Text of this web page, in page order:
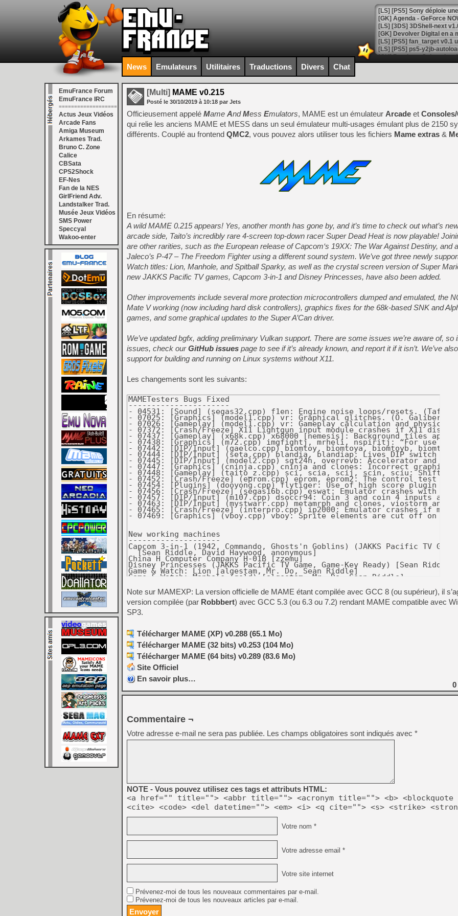
[GK] Agenda - GeForce
[GK] Devolver Digital en a
[LS] [PS5] ps5-y2jb-
[GK] Pourquoi Marvel
[GK] Test : Restory : Chill
[GK] GTA 6 : Rockstar
[GK] Hot Wheels Infinite
[GK] Mémoire cash -
[GK] Résultats Nintendo :
[GK] Déjà des
[Mo5] Brickboy cherche à
[GK] Minecraft et ses «
[GK] Beast of
[GK] Ubisoft : fin de partie
[GK] Mémoire cash -
[GK] Dan Houser (GTA)
[GK] Comment EA Sports
[GK] Crimson Moon : un
[GK] Isle of Reveries : le
[GK] Moonlighter 2 : The
[GK] Capcom relance
[Mo5] Deux inédits du
[GK] Le beat'em up The
[GK] Endless Legend 2 :
[LS] [PS5] Le WebKit
[GK] Oubliez Crazy Taxi,
[LS] [Switch] NSZ 5.0.0
[GK] No More Room in
News Emulateurs Utilitaires Traductions Divers Chat
EmuFrance Forum
EmuFrance IRC
===================
Actus Jeux Vidéos
Arcade Fans
Amiga Museum
Arkames Trad.
Bruno C. Zone
Calice
CBSata
CPS2Shock
EF-Nes
Fan de la NES
GirlFriend Adv.
Landstalker Trad.
Musée Jeux Vidéos
SMS Power
Speccyal
Wakoo-enter
[Multi] MAME v0.215
Posté le 30/10/2019 à 10:18 par Jets
Officieusement appelé Mame AndMess Emulators, MAME est un émulateur Arcade et
qui relie les anciens MAME et MESS dans un seul émulateur multi-usages émulant plus de 2150
différents. Couplé au frontend QMC2, vous pouvez alors utiliser tous les fichiers Mame extras &
En résumé:
A wild MAME 0.215 appears! Yes, another month has gone by, and it’s time to check out what’s
arcade side, Taito’s incredibly rare 4-screen top-down racer Super Dead Heat is now playable!
are other rarities, such as the European release of Capcom‘s 19XX: The War Against Destiny, and
Jaleco’s P-47 – The Freedom Fighter using a different sound system. We’ve got three newly
Watch titles: Lion, Manhole, and Spitball Sparky, as well as the crystal screen version of Super
new JAKKS Pacific TV games, Capcom 3-in-1 and Disney Princesses, have also been added.
Other improvements include several more protection microcontrollers dumped and emulated, the
Mate V working (now including hard disk controllers), graphics fixes for the 68k-based SNK and
games, and some graphical updates to the Super A’Can driver.
We’ve updated bgfx, adding preliminary Vulkan support. There are some issues we’re aware of, so
issues, check ourGitHub issues page to see if it’s already known, and report it if it isn’t. We’ve
support for building and running on Linux systems without X11.
Les changements sont les suivants:
MAMETesters Bugs Fixed
----------------------
- 04531: [Sound] (segas32.cpp) f1en: Engine noise loops/resets. (Tafoid)
- 07025: [Graphics] (model1.cpp) vr: Graphical glitches. (O. Galibert)
- 07026: [Gameplay] (model1.cpp) vr: Gameplay calculation and physics issues. (O. Galibert)
- 07372: [Crash/Freeze] X11 Lightgun input module crashes if X11 display is not available. (George McMullen)
- 07437: [Gameplay] (x68k.cpp) x68000 [nemesis]: Background tiles appear in foreground in Nemesis 90 Kai. (Carl)
- 07438: [Graphics] (m72.cpp) imgfightj, mrheli, nspiritj: “For use in Japan" messages are not displayed correctly. (Angelo Salese)
- 07442: [DIP/Input] (gaelco.cpp) biomtoy, biomtoya, biomtoyb, biomtoyc, bioplayc: Lives DIP switch mis-labelled. (girosintornillos)
- 07444: [DIP/Input] (seta.cpp) blandia, blandiap: Lives DIP switch mis-labelled. (girosintornillos)
- 07445: [DIP/Input] (model2.cpp) sgt24h, overrevb: Accelerator and brake pedals are reversed. (VasiliyFamiliya)
- 07447: [Graphics] (cninja.cpp) cninja and clones: Incorrect graphical priorities between level 4 bosses. (Ivan Vangelista)
- 07448: [Gameplay] (taito_z.cpp) sci, scia, scij, scin, sciu: Shifting gears activates turbo. (girosintornillos)
- 07452: [Crash/Freeze] (eprom.cpp) eprom, eprom2: The control test will not load. (AJR)
- 07454: [Plugins] (dooyong.cpp) flytiger: Use of high score plugin causes incorrect attract mode behaviour. (Carl)
- 07456: [Crash/Freeze] (segas16b.cpp) eswat: Emulator crashes with segmentation fault. (smf)
- 07457: [DIP/Input] (m107.cpp) dsoccr94: Coin 3 and coin 4 inputs are mapped incorrectly. (MetalGod)
- 07463: [DIP/Input] (mystwarr.cpp) metamrph and clones, viostorm and clones: Coin 3 and 4 inputs are not connected. (Zach S.)
- 07465: [Crash/Freeze] (interpro.cpp) ip2000: Emulator crashes if mouse is moved during startup. (Patrick Mackinlay)
- 07469: [Graphics] (vboy.cpp) vboy: Sprite elements are cut off on the right. (Robbbert)


New working machines
--------------------
Capcom 3-in-1 (1942, Commando, Ghosts'n Goblins) (JAKKS Pacific TV Game, Game-Key Ready) (29 MAR 2005 B)
  [Sean Riddle, David Haywood, anonymous]
China H Computer Company H-01B [zzemu]
Disney Princesses (JAKKS Pacific TV Game, Game-Key Ready) [Sean Riddle, David Haywood, anonymous]
Game & Watch: Lion [algestam, Mr. Do, Sean Riddle]
Game & Watch: Manhole (gold) [algestam, Mr. Do, Sean Riddle]
Game & Watch: Spitball Sparky [algestam, Mr Jiggles the Christmas Man]
Motorola MEK6800D1 [68bit]
Motorola Micro Chroma 68 [68bit]
Super Dead Heat [Phil Bennett, David Haywood]


New working clones
------------------
19XX: The War Against Destiny (Euro 960104) [redsupra, smf]
Beastorizer (USA, Jun 21 1997) [jordigahan, ClawGrip]
Bomberman (Version 6.6) [caius, The Dumping Union]
Buggy Boy/Speed Buggy (cockpit, rev. B) [pacman70, Asayuki]
Dragon Breed (Japan, M72 PCB version) [Jorge Silva]
Game & Watch: Super Mario Bros. (crystal screen) [algestam, Mr Jiggles the Christmas Man]
Hard Head (bootleg, set 3) [jordigahan, Heckler, ClawGrip]
Hegener + Glaser Mephisto MM V (prototype) [CB-Emu]
Megatouch III Turnier Edition (9255-30-50 R0F, Bi-Lingual GER/ENG version) [Kevin Eshbach, Brian Troha, The Dumping Union]
P-47 - The Freedom Fighter (World, bootleg) [jordigahan, Heckler, ClawGrip]


Machines promoted to working
----------------------------
Fidelity Electronics Phantom Chess Challenger [Sandro Ronco]
NCR Decision Mate V [Sandro Ronco, rfka01]
Pacific Educational Systems VPU-01 Speech box [Robbbert]
Radio Shack TRS-80 DT-1 [Robbbert]


New machines marked as NOT_WORKING
----------------------------------
Advance Bright Ltd Ping Pong / Table Tennis / Super Ping Pong (PP1100, ABL TV Game)
  [David Haywood, Morten Shearman Kirkegaard, Peter Wilhelmsen]
Conny TV Virtual Tennis [David Haywood, Morten Shearman Kirkegaard, Peter Wilhelmsen]
El Dorado [TeamEurope]
The Flintstones (LX-3) [PinMAME]
Care Bears TV Games (JAKKS Pacific TV Game, Game-Key Ready) [Sean Riddle, David Haywood, anonymous]
Kursaal Darts [jordigahan, ClawGrip]
Litek Information Systems LMS46-V9 [Don Maslin Archive, AJR]
Research Inc. Teleray Model 10 [Bitsavers]
Rollamatic 5-Line Special (Barcrest) (MPU3) [Darran, The Dumping Union]
TaiKee Rockstar Guitar / Guitar Rock (PAL) [David Haywood, Morten Shearman Kirkegaard, Peter Wilhelmsen]
Terrific Lake [PinMAME]
Top Sound (French) [PinMAME]
Play Vision Who Wants to Be a Millionaire (Play Vision, Plug and Play, UK)
  [David Haywood, Morten Shearman Kirkegaard, Peter Wilhelmsen]
Vortex (Island Design) [unknown]


New clones marked as NOT_WORKING
--------------------------------
386 motherboards using a OPTi 82C495SLC chipset [rfka01]
386 motherboards using the ALi M1419 chipset [rfka01]
386 motherboards using the CS8230 chipset [rfka01]
386 motherboards using the MX83C305(A)(FC)/MX83C05(A)(FC) chipset [rfka01]
386 motherboards using the OPTi 82C381 chipset [rfka01]
386 motherboards using the OPTi 82C391 chipset [rfka01]
386 motherboards using the SiS Rabbit chipset [rfka01]
386 motherboards using the UMC UM82C481AF chipset [rfka01]
386 motherboards using the UMC UM82C491F + UM82C493F chipset or BIOTEQ equivalents [rfka01]
386 motherboard using the UMC UM82C491F chipset [rfka01]
386sx motherboards using the ALi M1217 chipset [rfka01]
386sx motherboards using the OPTi 82C283 chipset [rfka01]
386sx motherboards using the OPTi 82C291 chipset [rfka01]
386sx motherboards using the SCAMPSX chipset [rfka01]
486 motherboards using the ALi 1487/1489 chipset [rfka01]
486 motherboards using the OPTi OPTi 82C392, 82C493 chipset [rfka01]
486 motherboards using the SiS 85C471/85C407 chipset [rfka01]
486 motherboards using the UMC UM8498F, UM8496F chipset [rfka01]
486 motherboards using the UMC UM8886/UM8881 chipset [rfka01]
Abit AB-PB4 [rfka01]
Abit AB-PW4 [rfka01]
Alaris Cougar [rfka01]
Alaris RYC LEOPARD LX [rfka01]
Alaris Tornado 2 [rfka01]
AMI Mark V Baby Screamer [rfka01]
ANIX CH-386S-16/20/25G [rfka01]
Aquarius System (ASI) MB-4D33/50NR [rfka01]
Asus ISA-486SV2 [rfka01]
AUVA TAM/25-P2 M31720P [rfka01]
Bank Robbery (Ver. 1.23) [Siftware]
Biostar MB-1340UCQ-B [rfka01]
Chaintech 333SC [rfka01]
Chaintech 486SLE M106 4SLE-Z1 [rfka01]
Chaintech ELT-286B-160B(E) [rfka01]
Chicony CH-491E [rfka01]
Daewoo AL486V-D Rev:1.1 [rfka01]
Derby Owners Club World Edition (Rev A) [Fluffy]
Diamond Flower, Inc. (DFI) 486-CCV [rfka01]
DTK Computer PPM-3333P [rfka01]
DTK PKM-0038S aka Gemlight GMB-486SG [rfka01]
Elitegroup Computer Systems FX-3000 REV1.0 [rfka01]
Elitegroup ELT-386SX-160BE [rfka01]
Elitegroup UC4913 REV:1.1 [rfka01]
Elitegroup UC4915 A AIO [rfka01]
Elitegroup UM486/UM486sx [rfka01]
Elitegroup UM486V-AIO [rfka01]
First International Computer 4386-VC-HD [rfka01]
First International Computer 4386-VC-V [rfka01]
First International Computer 486-GIO-VT2 [rfka01]
Fujitsu FM-Towns (Model 1 / 2) [r09]
GENOA TurboExpress 486 VL [rfka01]
GES 9051N-386C VER -0.01 [rfka01]
Gigabyte GA-486VF [rfka01]
Gigabyte GA-486VS [rfka01]
LuckyStar LS-486E Rev:C [rfka01]
Micro-Express Inc. Forex 386 Cache [rfka01]
MORSE KP 386SX V2.21 [rfka01]
MSI MS-4125 [rfka01]
MSI MS-4138 [rfka01]
MSI MS-4144 [rfka01]
Octek Hawk [rfka01]
Octek Hippo COM [rfka01]
Octek Hippo DCA2 [rfka01]
Octek Hippo VL+ [rfka01]
Octek Panther II [rfka01]
Olivetti M21 [rfka01]
OPTi OPTi 386WB VER.1.0 [rfka01]
PC-Chips M216 [rfka01]
PC-Chips M396F [rfka01]
PC-Chips M912 [rfka01]
PC-Chips M915i [rfka01]
Peacock 386sx Ver. 2.0 motherboard SCsxAIO [rfka01]
Peacock PCK 486 DX [rfka01]
Philips PCD204 (PCD200 series) [rfka01]
Pine PT-319A [rfka01]
Pine Technology PT-430 [rfka01]
Pine Technology PT-432b aka SR-M401-A [rfka01]
PROTECH PM486PU-S7 [rfka01]
QDI PX486P3 [rfka01]
QDI V4P895P3/SMT V5.0 [rfka01]
QD-U386DX VER 1.0 [rfka01]
Sanyo MBC-18NB [rfka01]
See-Thru Sto486Wb aka AUVA Cam-33-P2 [rfka01]
Shuttle 386SX REV 2.0A [rfka01]
Shuttle Computer International HOT-433 [rfka01]
TD60C [rfka01]
TD70A and TD70AN [rfka01]
TD70N [rfka01]
Termtek TK-635 [nextvolume, Dirk Best]
UNICHIP 386W 367C REV 1.0 [rfka01]
UNICHIP 486 WB 4407 REV 1.0 [rfka01]
unknown 286 AT clones (HT18/C chipset) [rfka01]
Via 4386 VIO / Highscreen universal board [rfka01]
Vintage Sprite SM 486-50USC [rfka01]
Vs. Super Mario Bros. (bootleg with Z80, set 3) [jordigahan, ClawGrip]
ZIDA Tomato board 4DPS [rfka01]


New working software list additions
-----------------------------------
apple2_flop_clcracked:
  Balancing Act (cleanly cracked), Fractions: Basic Skills (cleanly cracked), Fractions: Subtraction (cleanly cracked),
  The Haunted Palace (cleanly cracked), Statistics (Version 3.3) (cleanly cracked), Whole Numbers: Multiplication (cleanly cracked),
  The World's Greatest Baseball Game (Enhanced Version) (cleanly cracked) [4am, Firehawke]
apple2_flop_orig:
  Alibi, American *屏蔽内容* (Micro Learningware), Apple Stellar Invaders, Battlefront, Beach Landing, Carriers at War,
  The Coveted Mirror, Crime Stopper, Decisive Battles of the American Civil War: Volume Three,
  Decisive Battles of the American Civil War: Volume Two, Decisive Battles of the Civil War: Volume One, Dogfight II, Europe Ablaze,
  Galactic Wars, Gauntlet, Ghostbusters, Go (Hayden), Guderian, Halls of Montezuma, The Haunted Palace, I, Damiano,
  Leisure Suit Larry in The Land of The Lounge Lizards, The Mask of the Sun (Version 2.1), MacArthur's War,
  Muppet Learning Keys: The Muppet Discovery Disk, Oil Rig, Panzer Battles, Pulsar ][, Questprobe featuring Spider-Man,
  Reach For The Stars (Version 1.0), Reach For The Stars (Version 2.0), Reach For The Stars (Version 3.0), Reversal, Russia,
  Sherlock Holmes in Another Bow, Simultaneous Linear Equations, Space Kadet, Tapper, Ulysses and the Golden Fleece,
  Vaults of Zurich, Winter Games [4am, Firehawke]
fmtowns_cd:
  CG Syndicate Vol. 1 - Lisa Northpoint, CubicSketch V1.1 L10, New Horizon CD Learning System II - English Course 1, Shanghai,
  Space Museum, TownsSOUND V1.1 L20, Z's Triphony DigitalCraft Towns [redump.org, r09]
hp9825b_rom: 9885/9895
Note sur MAMEXP: La version officielle de MAME étant compilée avec GCC 8 (ou supérieur), il
version compilée (par Robbbert) avec GCC 5.3 (ou 6.3 ou 7.2) rendant MAME compatible avec
SP3.
Télécharger MAME (XP) v0.288 (65.1 Mo)
Télécharger MAME (32 bits) v0.253 (104 Mo)
Télécharger MAME (64 bits) v0.289 (83.6 Mo)
Site Officiel
En savoir plus…
0
Commentaire ¬
Votre adresse e-mail ne sera pas publiée. Les champs obligatoires sont indiqués avec *
NOTE - Vous pouvez utilisez ces tags et attributs HTML:
<a href="" title=""> <abbr title=""> <acronym title=""> <b> <blockquote
<cite> <code> <del datetime=""> <em> <i> <q cite=""> <s> <strike>
Votre nom *
Votre adresse email *
Votre site internet
Prévenez-moi de tous les nouveaux commentaires par e-mail.
Prévenez-moi de tous les nouveaux articles par e-mail.